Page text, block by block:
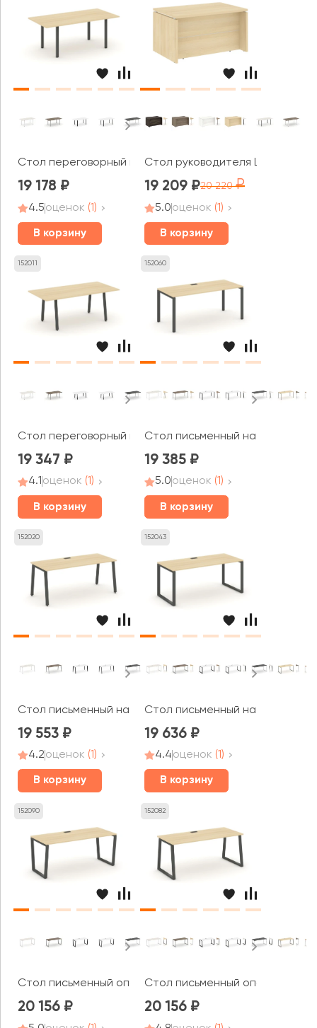
Стол переговорный на П-образном каркасе без
19 178
4.5оценок (1)
В корзину
Стол руководителя LT.A-14
19 209 20 220
5.0оценок (1)
В корзину
152011
Стол переговорный на А-образном каркасе без
19 347
4.1оценок (1)
В корзину
152060
Стол письменный на П-
19 385
5.0оценок (1)
В корзину
152020
Стол письменный на А-образном каркасе
19 553
4.2оценок (1)
В корзину
152043
Стол письменный на О-
19 636
4.4оценок (1)
В корзину
152090
Стол письменный опоры обратная трапеция
20 156
152082
Стол письменный опоры
20 156